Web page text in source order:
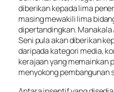
diberikan kepada lima
masing mewakili lima
dipertandingkan. Manakala
Seni pula akan diberikan
daripada kategori media,
kerajaan yang memainkan
menyokong pembangunan